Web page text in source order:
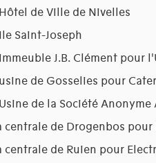
de Ville de Nivelles
Saint-Joseph
J.B. Clément pour
de Gosselies pour
de la Société
centrale de Drogenbos
de Ruien pour